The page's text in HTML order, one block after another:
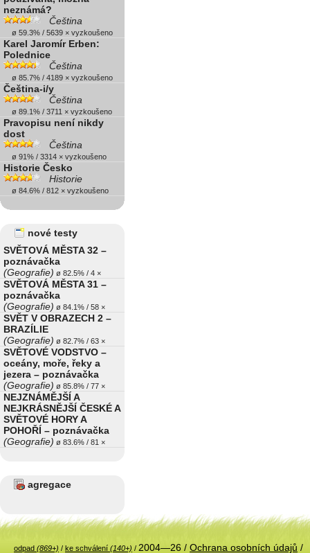
neznámá?
Čeština
ø 59.3% / 5639 × vyzkoušeno
Karel Jaromír Erben:
Polednice
Čeština
ø 85.7% / 4189 × vyzkoušeno
Čeština-i/y
Čeština
ø 89.1% / 3711 × vyzkoušeno
Pravopisu není nikdy
dost
Čeština
ø 91% / 3314 × vyzkoušeno
Historie Česko
Historie
ø 84.6% / 812 × vyzkoušeno
nové testy
SVĚTOVÁ MĚSTA 32 –
poznávačka
(Geografie) ø 82.5% / 4 ×
SVĚTOVÁ MĚSTA 31 –
poznávačka
(Geografie) ø 84.1% / 58 ×
SVĚT V OBRAZECH 2 –
BRAZÍLIE
(Geografie) ø 82.7% / 63 ×
SVĚTOVÉ VODSTVO –
oceány, moře, řeky a
jezera – poznávačka
(Geografie) ø 85.8% / 77 ×
NEJZNÁMĚJŠÍ A
NEJKRÁSNĚJŠÍ ČESKÉ A
SVĚTOVÉ HORY A
POHOŘÍ – poznávačka
(Geografie) ø 83.6% / 81 ×
agregace
odpad (869+) / ke schválení (140+) / 2004—26 / Ochrana osobních údajů /